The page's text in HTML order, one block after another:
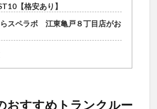
【格安あり】
スペラボ 江東亀戸８丁目店がお
おすすめトランクルー